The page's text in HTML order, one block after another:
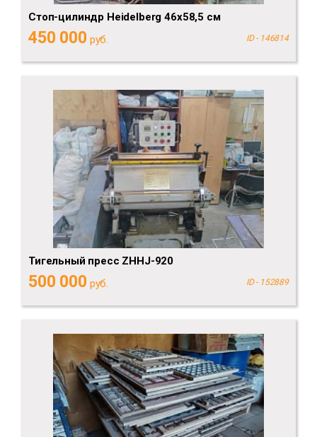
Стоп-цилиндр Heidelberg 46х58,5 см
450 000 руб. ID - 146814
Тигельный пресс ZHHJ-920
500 000 руб. ID - 152889